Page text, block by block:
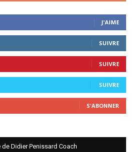
J'AIME
SUIVRE
SUIVRE
SUIVRE
S'ABONNER
Didier Penissard Coach